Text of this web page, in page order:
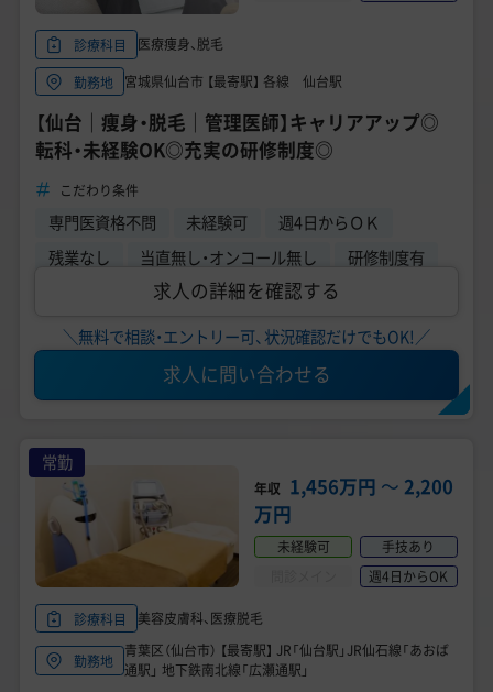
診療科目
医療痩身、脱毛
勤務地
宮城県仙台市 【最寄駅】 各線 仙台駅
【仙台｜痩身・脱毛｜管理医師】キャリアアップ◎
転科・未経験OK◎充実の研修制度◎
こだわり条件
専門医資格不問 未経験可
週4日からＯＫ
残業なし
当直無し・オンコール無し 研修制度有
求人の詳細を確認する
＼無料で相談・エントリー可、状況確認だけでもOK!／
求人に問い合わせる
常勤
年収 1,456万円 〜 2,200
万円
未経験可
手技あり
週4日からOK
診療科目 美容皮膚科、医療脱毛
勤務地
青葉区（仙台市） 【最寄駅】 JR「仙台駅」JR仙石線「あおば
通駅」 地下鉄南北線「広瀬通駅」